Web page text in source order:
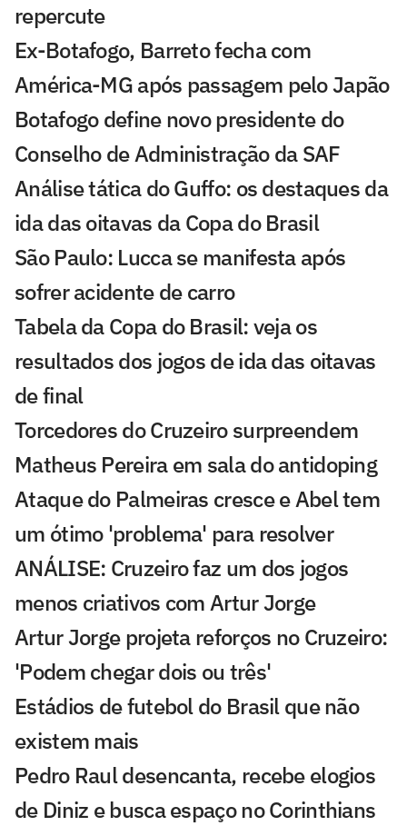
repercute
Ex-Botafogo, Barreto fecha com
América-MG após passagem pelo Japão
Botafogo define novo presidente do
Conselho de Administração da SAF
Análise tática do Guffo: os destaques da
ida das oitavas da Copa do Brasil
São Paulo: Lucca se manifesta após
sofrer acidente de carro
Tabela da Copa do Brasil: veja os
resultados dos jogos de ida das oitavas
de final
Torcedores do Cruzeiro surpreendem
Matheus Pereira em sala do antidoping
Ataque do Palmeiras cresce e Abel tem
um ótimo 'problema' para resolver
ANÁLISE: Cruzeiro faz um dos jogos
menos criativos com Artur Jorge
Artur Jorge projeta reforços no Cruzeiro:
'Podem chegar dois ou três'
Estádios de futebol do Brasil que não
existem mais
Pedro Raul desencanta, recebe elogios
de Diniz e busca espaço no Corinthians